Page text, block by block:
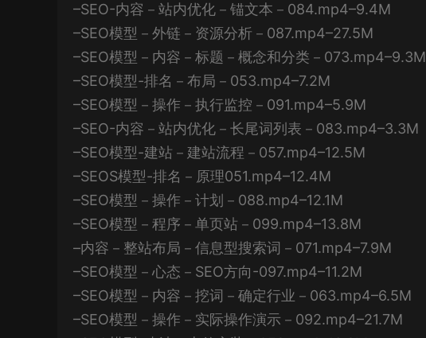
–SEO-内容－站内优化－锚文本－084.mp4–9.4M
–SEO模型－外链－资源分析－087.mp4–27.5M
–SEO模型－内容－标题－概念和分类－073.mp4–9.3M
–SEO模型-排名－布局－053.mp4–7.2M
–SEO模型－操作－执行监控－091.mp4–5.9M
–SEO-内容－站内优化－长尾词列表－083.mp4–3.3M
–SEO模型-建站－建站流程－057.mp4–12.5M
–SEOS模型-排名－原理051.mp4–12.4M
–SEO模型－操作－计划－088.mp4–12.1M
–SEO模型－程序－单页站－099.mp4–13.8M
–内容－整站布局－信息型搜索词－071.mp4–7.9M
–SEO模型－心态－SEO方向-097.mp4–11.2M
–SEO模型－内容－挖词－确定行业－063.mp4–6.5M
–SEO模型－操作－实际操作演示－092.mp4–21.7M